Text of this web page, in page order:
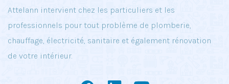
Attelann intervient chez les particuliers et les
professionnels pour tout problème de plomberie,
chauffage, électricité, sanitaire et également rénovation
de votre intérieur.